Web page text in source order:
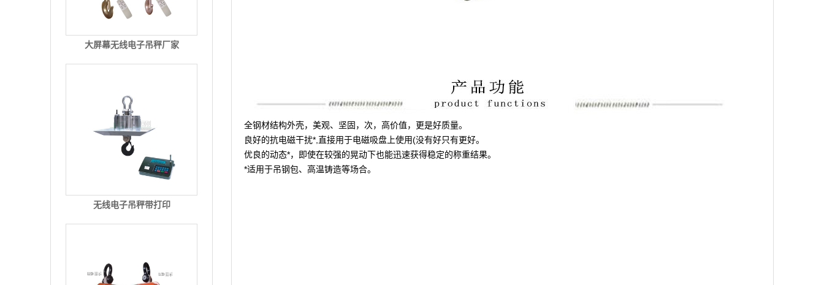
大屏幕无线电子吊秤厂家
无线电子吊秤带打印
全钢材结构外壳，美观、坚固，次，高价值，更是好质量。
良好的抗电磁干扰*,直接用于电磁吸盘上使用(没有好只有更好。
优良的动态*，即使在较强的晃动下也能迅速获得稳定的称重结果。
*适用于吊钢包、高温铸造等场合。